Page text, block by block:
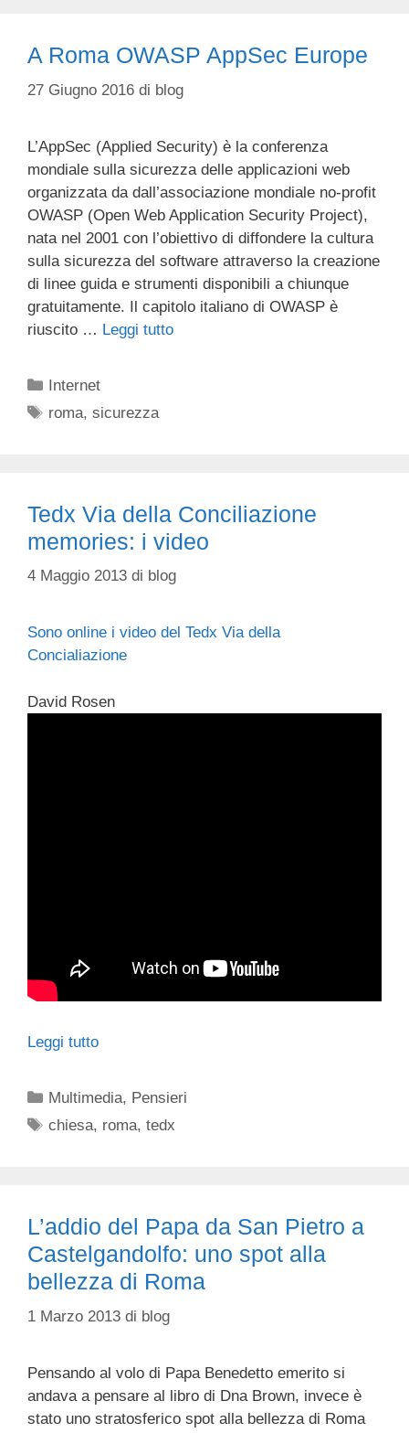
A Roma OWASP AppSec Europe
27 Giugno 2016 di blog
L’AppSec (Applied Security) è la conferenza
mondiale sulla sicurezza delle applicazioni web
organizzata da dall’associazione mondiale no-profit
OWASP (Open Web Application Security Project),
nata nel 2001 con l’obiettivo di diffondere la cultura
sulla sicurezza del software attraverso la creazione
di linee guida e strumenti disponibili a chiunque
gratuitamente. Il capitolo italiano di OWASP è
riuscito … Leggi tutto
Categorie
Internet
Tag
roma,sicurezza
Tedx Via della Conciliazione
memories: i video
4 Maggio 2013 di blog
Sono online i video del Tedx Via della
Concialiazione
David Rosen
Leggi tutto
Categorie
Multimedia, Pensieri
Tag
chiesa, roma,tedx
L’addio del Papa da San Pietro a
Castelgandolfo: uno spot alla
bellezza di Roma
1 Marzo 2013 di blog
Pensando al volo di Papa Benedetto emerito si
andava a pensare al libro di Dna Brown, invece è
stato uno stratosferico spot alla bellezza di Roma